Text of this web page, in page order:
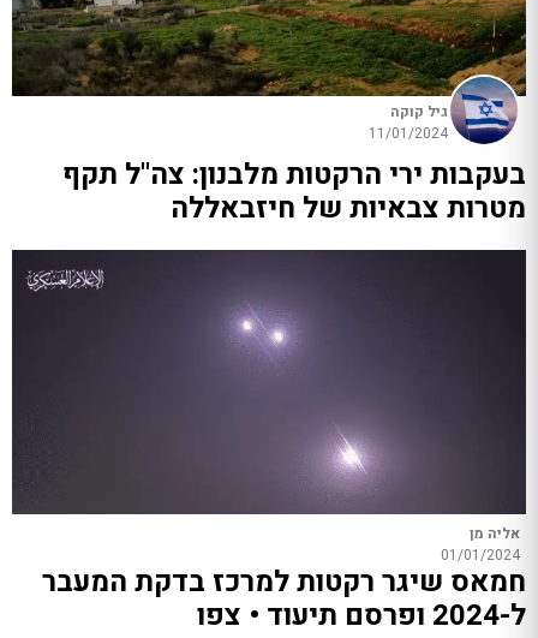
גיל קוקה
11/01/2024
בעקבות ירי הרקטות מלבנון: צה"ל תקף
מטרות צבאיות של חיזבאללה
אליה מן
01/01/2024
חמאס שיגר רקטות למרכז בדקת המעבר
ל-2024 ופרסם תיעוד • צפו